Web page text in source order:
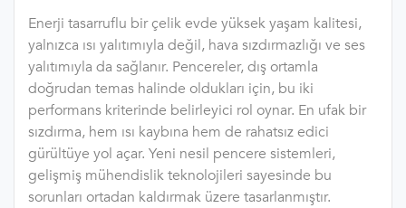
Enerji tasarruflu bir çelik evde yüksek yaşam kalitesi,
yalnızca ısı yalıtımıyla değil, hava sızdırmazlığı ve ses
yalıtımıyla da sağlanır. Pencereler, dış ortamla
doğrudan temas halinde oldukları için, bu iki
performans kriterinde belirleyici rol oynar. En ufak bir
sızdırma, hem ısı kaybına hem de rahatsız edici
gürültüye yol açar. Yeni nesil pencere sistemleri,
gelişmiş mühendislik teknolojileri sayesinde bu
sorunları ortadan kaldırmak üzere tasarlanmıştır.